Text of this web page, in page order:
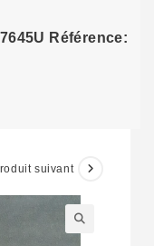
Référence:
suivant